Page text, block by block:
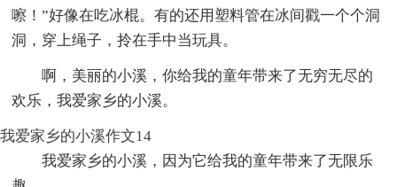
嚓！”好像在吃冰棍。有的还用塑料管在冰间戳一个个洞
洞，穿上绳子，拎在手中当玩具。
啊，美丽的小溪，你给我的童年带来了无穷无尽的
欢乐，我爱家乡的小溪。
我爱家乡的小溪作文14
我爱家乡的小溪，因为它给我的童年带来了无限乐